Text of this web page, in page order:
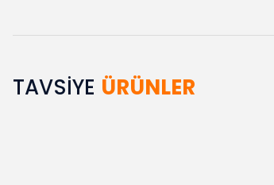
Bu ürünün fiyat bilgisi, resim, ürün
TAVSİYE ÜRÜNLER